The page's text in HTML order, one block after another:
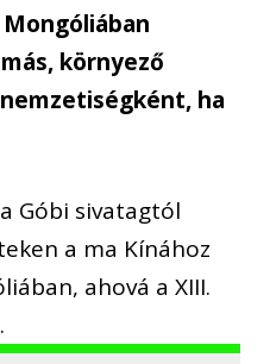
környező
ha
Góbi sivatagtól
a ma Kínához
ahová a XIII.